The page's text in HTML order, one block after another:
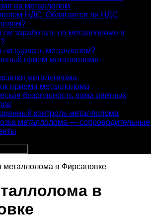
на металлолом
НДС. Облагается ли НДС
заработать на металлоломе в
сдавать металлолом?
прием металлолома
металлолома
приема металлолома
безопасность лома цветных
контроль металлолома
металлолома — сопроводительные
металлолома в Фирсановке
в